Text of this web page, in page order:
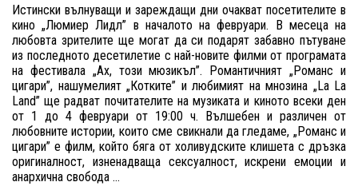
Истински вълнуващи и зареждащи дни очакват посетителите в
кино „Люмиер Лидл” в началото на февруари. В месеца на
любовта зрителите ще могат да си подарят забавно пътуване
из последното десетилетие с най-новите филми от програмата
на фестивала „Ах, този мюзикъл”. Романтичният „Романс и
цигари”, нашумелият „Котките” и любимият на мнозина „La La
Land” ще радват почитателите на музиката и киното всеки ден
от 1 до 4 февруари от 19:00 ч. Вълшебен и различен от
любовните истории, които сме свикнали да гледаме, „Романс и
цигари” е филм, който бяга от холивудските клишета с дръзка
оригиналност, изненадваща сексуалност, искрени емоции и
анархична свобода ...